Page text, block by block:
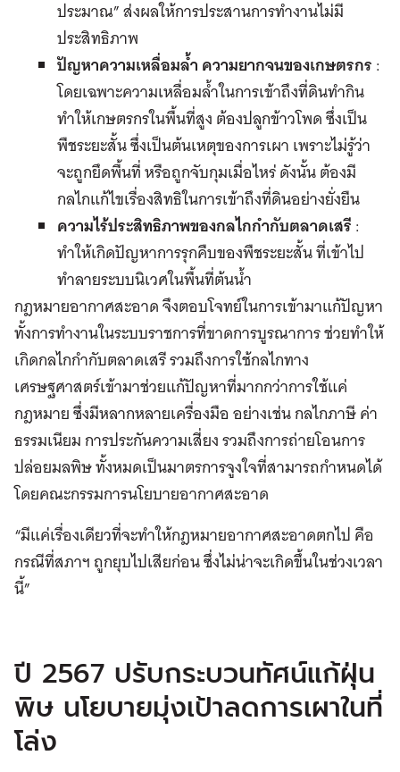
ประมาณ” ส่งผลให้การประสานการทำงานไม่มี
ประสิทธิภาพ
ปัญหาความเหลื่อมล้ำ ความยากจนของเกษตรกร:
โดยเฉพาะความเหลื่อมล้ำในการเข้าถึงที่ดินทำกิน
ทำให้เกษตรกรในพื้นที่สูง ต้องปลูกข้าวโพด ซึ่งเป็น
พืชระยะสั้น ซึ่งเป็นต้นเหตุของการเผา เพราะไม่รู้ว่า
จะถูกยึดพื้นที่ หรือถูกจับกุมเมื่อไหร่ ดังนั้น ต้องมี
กลไกแก้ไขเรื่องสิทธิในการเข้าถึงที่ดินอย่างยั่งยืน
ความไร้ประสิทธิภาพของกลไกกำกับตลาดเสรี:
ทำให้เกิดปัญหาการรุกคืบของพืชระยะสั้น ที่เข้าไป
ทำลายระบบนิเวศในพื้นที่ต้นน้ำ
กฎหมายอากาศสะอาด จึงตอบโจทย์ในการเข้ามาแก้ปัญหา
ทั้งการทำงานในระบบราชการที่ขาดการบูรณาการ ช่วยทำให้
เกิดกลไกกำกับตลาดเสรี รวมถึงการใช้กลไกทาง
เศรษฐศาสตร์เข้ามาช่วยแก้ปัญหาที่มากกว่าการใช้แค่
กฎหมาย ซึ่งมีหลากหลายเครื่องมือ อย่างเช่น กลไกภาษี ค่า
ธรรมเนียม การประกันความเสี่ยง รวมถึงการถ่ายโอนการ
ปล่อยมลพิษ ทั้งหมดเป็นมาตรการจูงใจที่สามารถกำหนดได้
โดยคณะกรรมการนโยบายอากาศสะอาด
“มีแค่เรื่องเดียวที่จะทำให้กฎหมายอากาศสะอาดตกไป คือ
กรณีที่สภาฯ ถูกยุบไปเสียก่อน ซึ่งไม่น่าจะเกิดขึ้นในช่วงเวลา
นี้”
ปี 2567 ปรับกระบวนทัศน์แก้ฝุ่น
พิษ นโยบายมุ่งเป้าลดการเผาในที่
โล่ง